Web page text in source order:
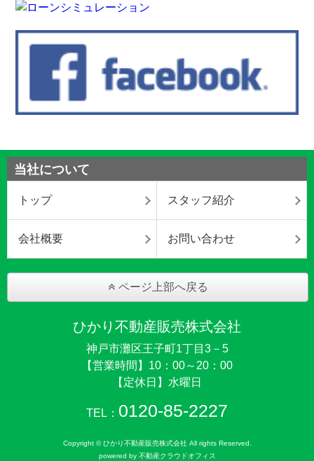
当社について
トップ スタッフ紹介
会社概要 お問い合わせ
ページ上部へ戻る
ひかり不動産販売株式会社
神戸市灘区王子町1丁目3－5
【営業時間】10：00～20：00
【定休日】水曜日
TEL： 0120-85-2227
Copyright © ひかり不動産販売株式会社 All rights Reserved.
powered by 不動産クラウドオフィス